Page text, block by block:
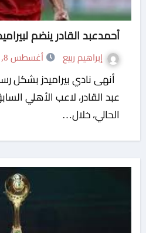
أحمدعبد القادر ينضم لبيراميدز 4
إبراهيم ربيع أغسطس 8, 2026
أنهى نادي بيراميدز بشكل رسمي التعاقد مع أحمد
عبد القادر، لاعب الأهلي
الحالي، خلال…